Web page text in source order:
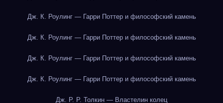
Дж. К. Роулинг — Гарри Поттер и философский камень
Дж. К. Роулинг — Гарри Поттер и философский камень
Дж. К. Роулинг — Гарри Поттер и философский камень
Дж. К. Роулинг — Гарри Поттер и философский камень
Дж. Р. Р. Толкин — Властелин колец